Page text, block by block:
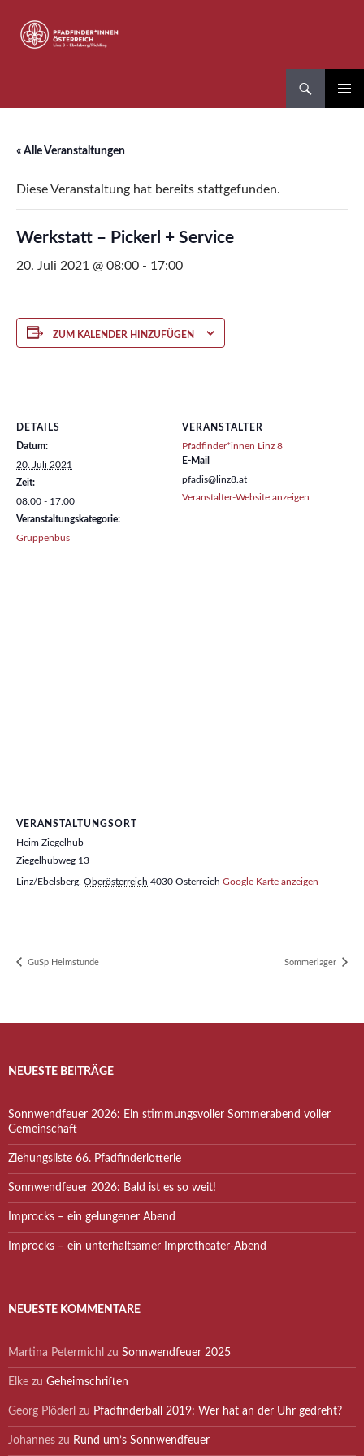
Inhalt
springen
« Alle Veranstaltungen
Diese Veranstaltung hat bereits stattgefunden.
Werkstatt – Pickerl + Service
20. Juli 2021 @ 08:00 - 17:00
ZUM KALENDER HINZUFÜGEN
DETAILS
Datum:
20. Juli 2021
Zeit:
08:00 - 17:00
Veranstaltungskategorie:
Gruppenbus
VERANSTALTER
Pfadfinder*innen Linz 8
E-Mail
pfadis@linz8.at
Veranstalter-Website anzeigen
VERANSTALTUNGSORT
Heim Ziegelhub
Ziegelhubweg 13
Linz/Ebelsberg Oberösterreich 4030 Österreich Google Karte anzeigen
GuSp Heimstunde Sommerlager
NEUESTE BEITRÄGE
Sonnwendfeuer 2026: Ein stimmungsvoller Sommerabend voller
Gemeinschaft
Ziehungsliste 66. Pfadfinderlotterie
Sonnwendfeuer 2026: Bald ist es so weit!
Improcks – ein gelungener Abend
Improcks – ein unterhaltsamer Improtheater-Abend
NEUESTE KOMMENTARE
Martina Petermichl zu Sonnwendfeuer 2025
Elke zu Geheimschriften
Georg Plöderl zu Pfadfinderball 2019: Wer hat an der Uhr gedreht?
Johannes zu Rund um’s Sonnwendfeuer